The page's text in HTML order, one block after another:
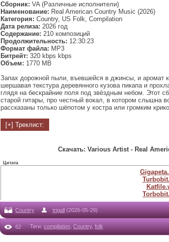
Сборник: VA (Различные исполнители)
Наименование: Real American Country Music (2026)
Категория: Country, US Folk, Compilation
Дата релиза: 2026 год
Содержание: 210 композиций
Продолжительность: 12:30:23
Формат файла: MP3
Битрейт: 320 kbps kbps
Объем: 1770 МB
Запах дорожной пыли, въевшейся в джинсы, и аромат
шершавая текстура деревянного кузова пикапа и
глядя на бескрайние поля под звёздным небом. Этот
старой гитары, про честный вокал, в котором слышна
рассказаны только шёпотом у костра или громким
Скачать: Various Artist - Real
Цитата
Country trigall (2026-05-29)
62 Теги: compilation,Country,folk